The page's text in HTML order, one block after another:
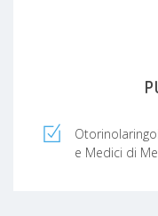
e Medici di